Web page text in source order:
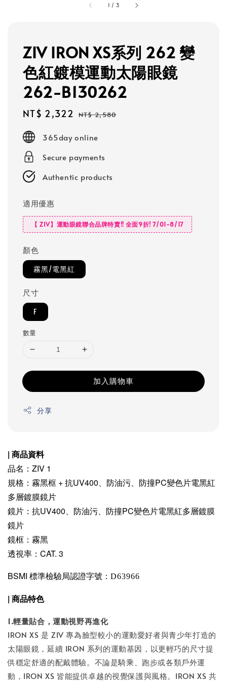
1 / 3
ZIV IRON XS系列 262 變
色紅鍍模運動太陽眼鏡
262-B130262
Sale
NT$ 2,322 Regular
NT$ 2,580
365day online
Secure payments
Authentic products
適用優惠
【 ZIV】運動眼鏡聯合品牌特賣‼️ 全面9折! 7/01-8/17
顏色
霧黑/電黑紅
尺寸
F
數量
加入購物車
分享
| 商品資料
品名：ZIV 1
規格：霧黑框 + 抗UV400、防油污、防撞PC變色片電黑紅
多層鍍膜鏡片
鏡片：抗UV400、防油污、防撞PC變色片電黑紅多層鍍膜
鏡片
鏡框：霧黑
透視率：CAT. 3
BSMI 標準檢驗局認證字號： D63966
| 商品特色
1.輕量貼合，運動視野再進化
IRON XS 是 ZIV 專為臉型較小的運動愛好者與青少年打造的
太陽眼鏡，延續 IRON 系列的運動基因，以更輕巧的尺寸提
供穩定舒適的配戴體驗。不論是騎乘、跑步或各類戶外運
動，IRON XS 皆能提供卓越的視覺保護與風格。IRON XS 共